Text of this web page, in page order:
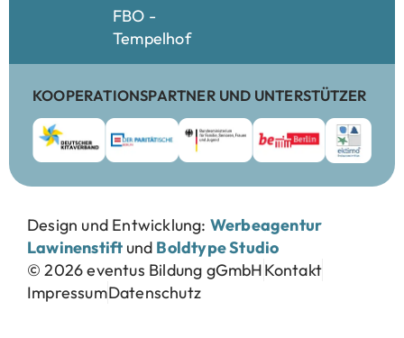
FBO -
Tempelhof
KOOPERATIONSPARTNER UND UNTERSTÜTZER
Design und Entwicklung: Werbeagentur
Lawinenstift und Boldtype Studio
© 2026 eventus Bildung gGmbHKontakt
ImpressumDatenschutz